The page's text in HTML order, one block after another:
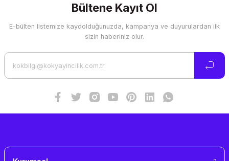
Görüş ve önerileriniz için teşekkür ederiz.
Ürün resmi kalitesiz, bozuk veya görüntülenemiyor.
Bültene Kayıt Ol
E-bülten listemize kaydolduğunuzda, kampanya ve duyurulardan ilk
sizin haberiniz olur.